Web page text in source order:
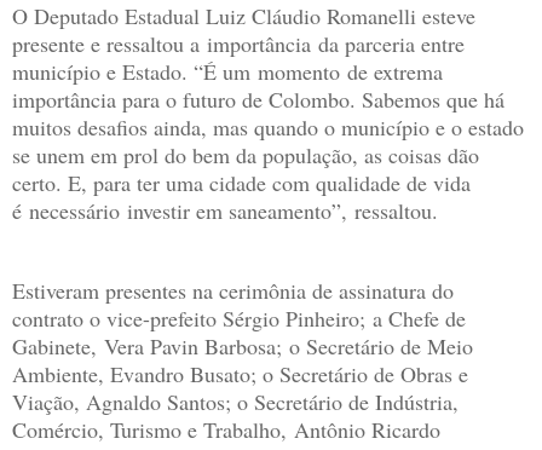
O Deputado Estadual Luiz Cláudio Romanelli esteve
presente e ressaltou a importância da parceria entre
município e Estado. “É um momento de extrema
importância para o futuro de Colombo. Sabemos que há
muitos desafios ainda, mas quando o município e o estado
se unem em prol do bem da população, as coisas dão
certo. E, para ter uma cidade com qualidade de vida
é necessário investir em saneamento”, ressaltou.
Estiveram presentes na cerimônia de assinatura do
contrato o vice-prefeito Sérgio Pinheiro; a Chefe de
Gabinete, Vera Pavin Barbosa; o Secretário de Meio
Ambiente, Evandro Busato; o Secretário de Obras e
Viação, Agnaldo Santos; o Secretário de Indústria,
Comércio, Turismo e Trabalho, Antônio Ricardo